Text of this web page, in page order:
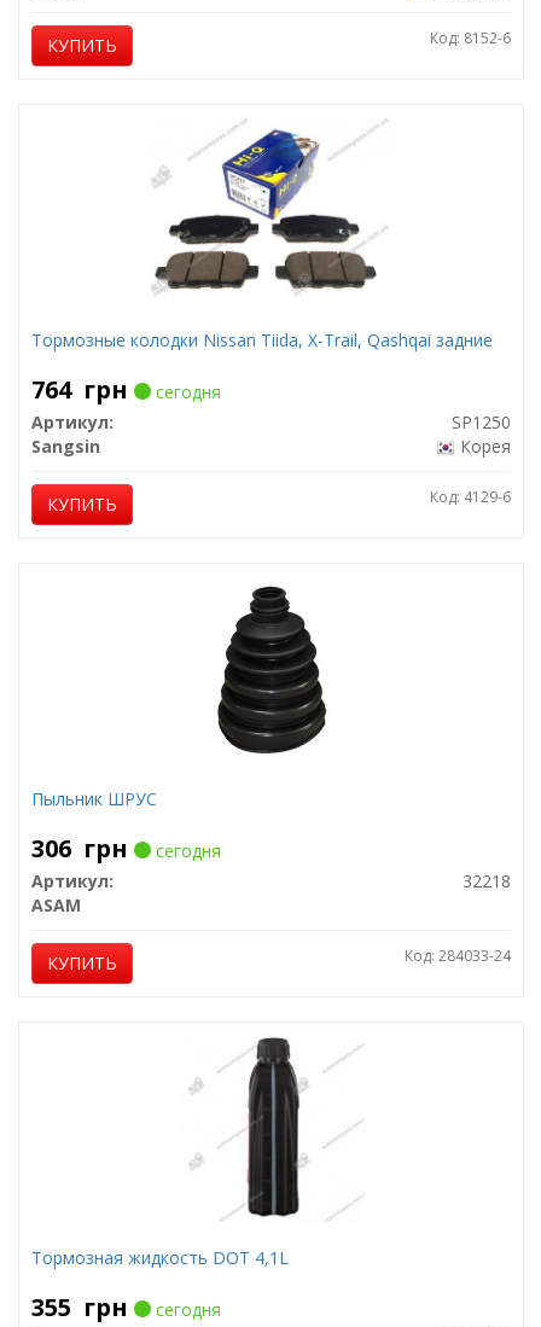
КУПИТЬ Код: 8152-6
Тормозные колодки Nissan Tiida, X-Trail, Qashqai задние
764 грн
сегодня
Артикул:
SP1250
Sangsin
Корея
КУПИТЬ Код: 4129-6
Пыльник ШРУС
306 грн
сегодня
Артикул:
32218
ASAM
КУПИТЬ Код: 284033-24
Тормозная жидкость DOT 4,1L
355 грн
сегодня